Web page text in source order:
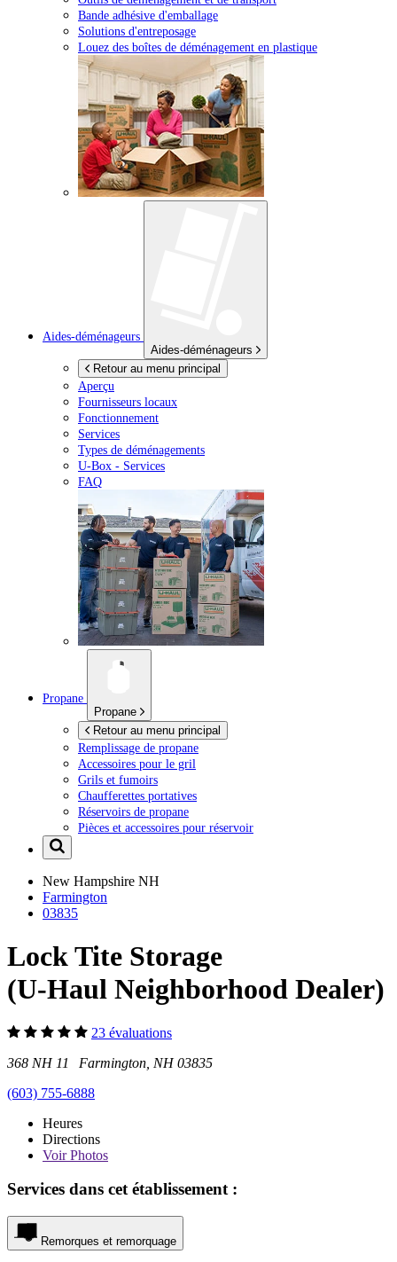
Bande adhésive d'emballage
Solutions d'entreposage
Louez des boîtes de déménagement en plastique
Aides-déménageurs
Aides-déménageurs
Retour au menu principal
Aperçu
Fournisseurs locaux
Fonctionnement
Services
Types de déménagements
U-Box - Services
FAQ
Propane
Propane
Retour au menu principal
Remplissage de propane
Accessoires pour le gril
Grils et fumoirs
Chaufferettes portatives
Réservoirs de propane
Pièces et accessoires pour réservoir
New Hampshire NH
Farmington
03835
Lock Tite Storage
(U-Haul Neighborhood Dealer)
23 évaluations
368 NH 11 Farmington, NH 03835
(603) 755-6888
Heures
Directions
VoirPhotos
Services dans cet établissement :
Remorques et remorquage